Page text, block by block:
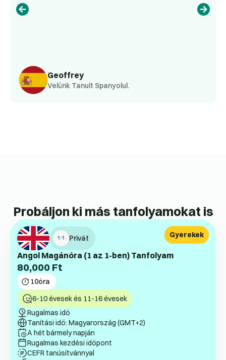
Geoffrey
Velünk Tanult Spanyolul.
Probáljon ki más tanfolyamokat is
Privát
Angol Magánóra (1 az 1-ben) Tanfolyam
80,000 Ft
10óra
Gyerekek
6-10 évesek és 11-16 évesek
Rugalmas idő
Tanítási idő: Magyarország (GMT+2)
A hét bármely napján
Rugalmas kezdési időpont
CEFR tanúsítvánnyal